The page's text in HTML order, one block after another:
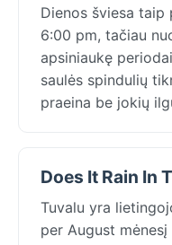
Dienos šviesa taip
6:00 pm, tačiau
apsiniaukę
saulės spindulių
praeina be jokių
Does It Rain In
Tuvalu yra
per August